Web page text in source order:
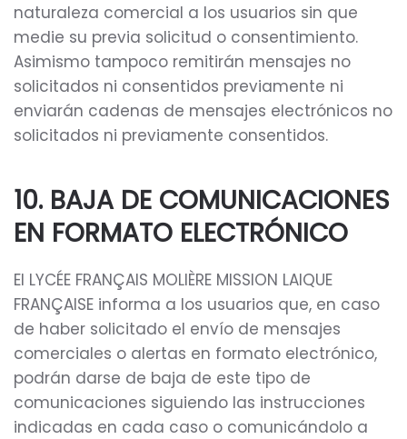
naturaleza comercial a los usuarios sin que
medie su previa solicitud o consentimiento.
Asimismo tampoco remitirán mensajes no
solicitados ni consentidos previamente ni
enviarán cadenas de mensajes electrónicos no
solicitados ni previamente consentidos.
10. BAJA DE COMUNICACIONES
EN FORMATO ELECTRÓNICO
El LYCÉE FRANÇAIS MOLIÈRE MISSION LAIQUE
FRANÇAISE informa a los usuarios que, en caso
de haber solicitado el envío de mensajes
comerciales o alertas en formato electrónico,
podrán darse de baja de este tipo de
comunicaciones siguiendo las instrucciones
indicadas en cada caso o comunicándolo a